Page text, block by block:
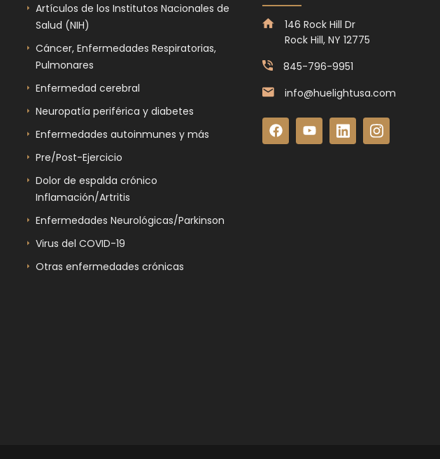
Artículos de los Institutos Nacionales de
Salud (NIH)
Cáncer, Enfermedades Respiratorias,
Pulmonares
Enfermedad cerebral
Neuropatía periférica y diabetes
Enfermedades autoinmunes y más
Pre/Post-Ejercicio
Dolor de espalda crónico
Inflamación/Artritis
Enfermedades Neurológicas/Parkinson
Virus del COVID-19
Otras enfermedades crónicas
146 Rock Hill Dr
Rock Hill, NY 12775
845-796-9951
info@huelightusa.com